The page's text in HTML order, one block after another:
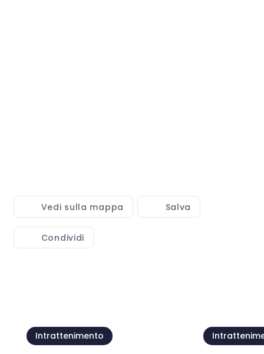
Vedi sulla mappa Salva
Condividi
Intrattenimento